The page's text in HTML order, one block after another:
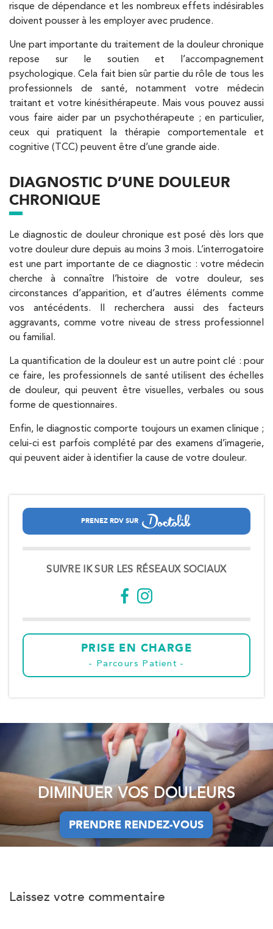
risque de dépendance et les nombreux effets indésirables
doivent pousser à les employer avec prudence.
Une part importante du traitement de la douleur chronique
repose sur le soutien et l’accompagnement
psychologique. Cela fait bien sûr partie du rôle de tous les
professionnels de santé, notamment votre médecin
traitant et votre kinésithérapeute. Mais vous pouvez aussi
vous faire aider par un psychothérapeute ; en particulier,
ceux qui pratiquent la thérapie comportementale et
cognitive (TCC) peuvent être d’une grande aide.
DIAGNOSTIC D’UNE DOULEUR
CHRONIQUE
Le diagnostic de douleur chronique est posé dès lors que
votre douleur dure depuis au moins 3 mois. L’interrogatoire
est une part importante de ce diagnostic : votre médecin
cherche à connaître l’histoire de votre douleur, ses
circonstances d’apparition, et d’autres éléments comme
vos antécédents. Il recherchera aussi des facteurs
aggravants, comme votre niveau de stress professionnel
ou familial.
La quantification de la douleur est un autre point clé : pour
ce faire, les professionnels de santé utilisent des échelles
de douleur, qui peuvent être visuelles, verbales ou sous
forme de questionnaires.
Enfin, le diagnostic comporte toujours un examen clinique ;
celui-ci est parfois complété par des examens d’imagerie,
qui peuvent aider à identifier la cause de votre douleur.
PRENEZ RDV SUR
SUIVRE IK SUR LES RÉSEAUX SOCIAUX
PRISE EN CHARGE
Parcours Patient
DIMINUER VOS DOULEURS
PRENDRE RENDEZ-VOUS
PRENDRE RENDEZ-VOUS
Laissez votre commentaire